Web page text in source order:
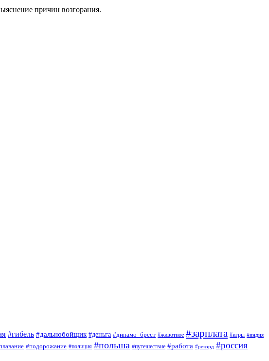
причин возгорания.
#гибель #дальнобойщик #деньга #динамо_брест #животное #зарплата #игры #индия
#подорожание #полиция #польша #путешествие #работа #рекорд #россия